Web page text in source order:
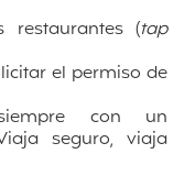
(tap
el permiso de
con un
seguro, viaja